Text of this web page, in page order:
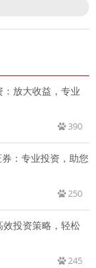
放大收益，专业
390
250
投资策略，轻松
245